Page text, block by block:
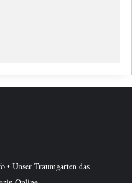
• Unser Traumgarten das